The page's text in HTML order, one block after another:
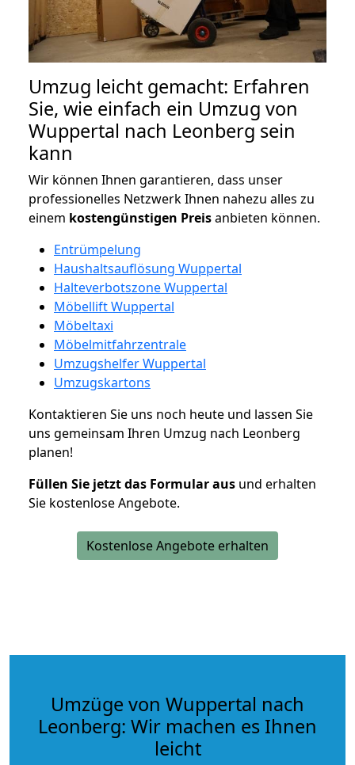
Umzug leicht gemacht: Erfahren
Sie, wie einfach ein Umzug von
Wuppertal nach Leonberg sein
kann
Wir können Ihnen garantieren, dass unser
professionelles Netzwerk Ihnen nahezu alles zu
einem kostengünstigen Preisanbieten können.
Entrümpelung
Haushaltsauflösung Wuppertal
Halteverbotszone Wuppertal
Möbellift Wuppertal
Möbeltaxi
Möbelmitfahrzentrale
Umzugshelfer Wuppertal
Umzugskartons
Kontaktieren Sie uns noch heute und lassen Sie
uns gemeinsam Ihren Umzug nach Leonberg
planen!
Füllen Sie jetzt das Formular aus und erhalten
Sie kostenlose Angebote.
Kostenlose Angebote erhalten
Umzüge von Wuppertal nach
Leonberg: Wir machen es Ihnen
leicht